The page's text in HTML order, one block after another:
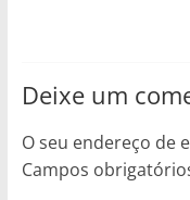
Deixe um
O seu endereço de
Campos